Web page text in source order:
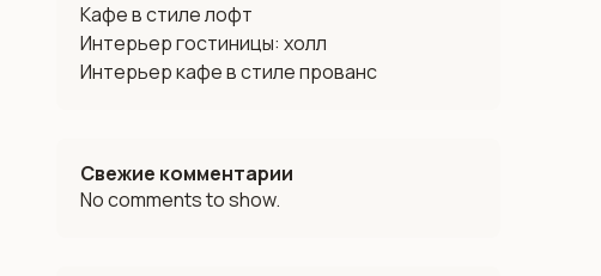
Кафе в стиле лофт
Интерьер гостиницы: холл
Интерьер кафе в стиле прованс
Свежие комментарии
No comments to show.